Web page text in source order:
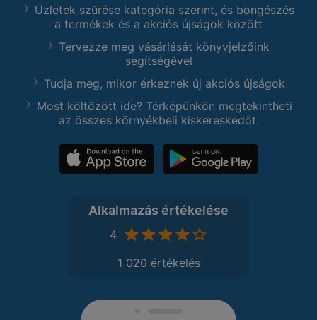
Üzletek szűrése kategória szerint, és böngészés
a termékek és a akciós újságok között
Tervezze meg vásárlását könyvjelzőink
segítségével
Tudja meg, mikor érkeznek új akciós újságok
Most költözött ide? Térképünkön megtekintheti
az összes környékbeli kiskereskedőt.
Alkalmazás értékelése
4
1 020 értékelés